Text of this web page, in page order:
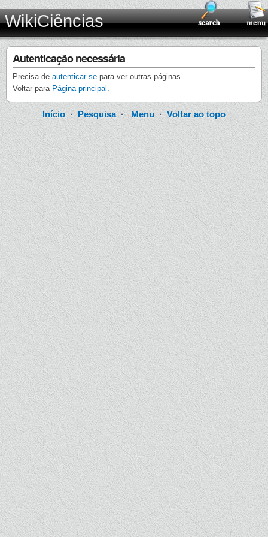
WikiCiências
Autenticação necessária
Precisa de autenticar-se para ver outras páginas.
Voltar para Página principal .
Início · Pesquisa·Menu ·Voltar ao topo